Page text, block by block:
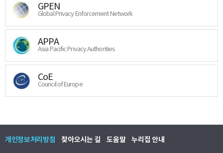
GPEN
Global Privacy Enforcement Network
APPA
Asia Pacific Privacy Authorities
CoE
Council of Europe
개인정보처리방침 찾아오시는 길 도움말 누리집 안내